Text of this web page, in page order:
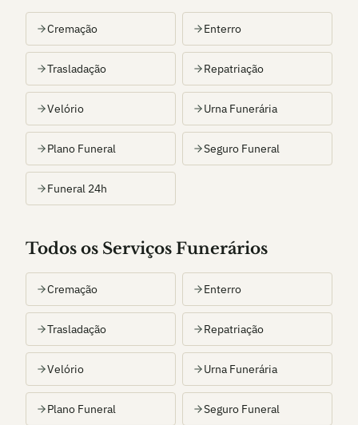
Cremação Enterro
Trasladação Repatriação
Velório Urna Funerária
Plano Funeral Seguro Funeral
Funeral 24h
Todos os Serviços Funerários
Cremação Enterro
Trasladação Repatriação
Velório Urna Funerária
Plano Funeral Seguro Funeral